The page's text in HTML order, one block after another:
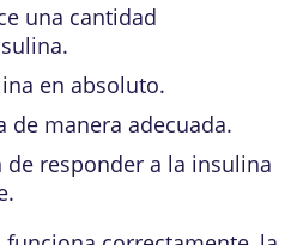
una cantidad
en absoluto.
de manera adecuada.
de responder a la insulina